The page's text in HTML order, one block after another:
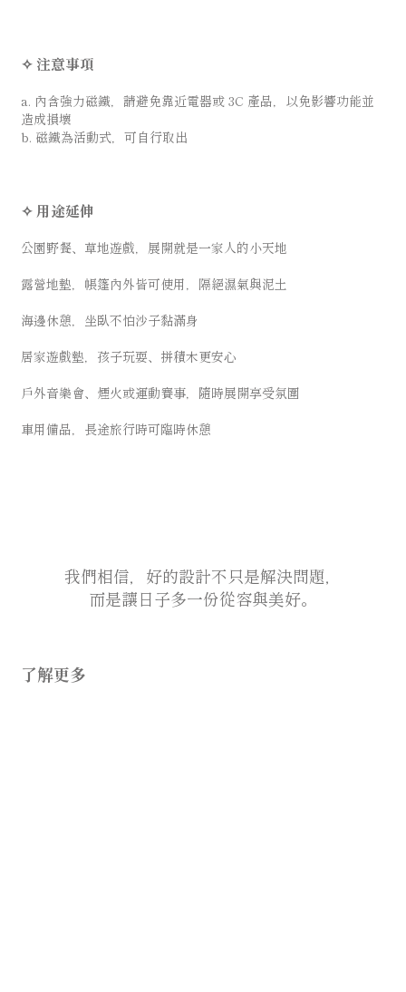
✧ 注意事項
a. 內含強力磁鐵，請避免靠近電器或 3C 產品，以免影響功能並
造成損壞
b. 磁鐵為活動式，可自行取出
✧ 用途延伸
公園野餐、草地遊戲，展開就是一家人的小天地
露營地墊，帳篷內外皆可使用，隔絕濕氣與泥土
海邊休憩，坐臥不怕沙子黏滿身
居家遊戲墊，孩子玩耍、拼積木更安心
戶外音樂會、煙火或運動賽事，隨時展開享受氛圍
車用備品，長途旅行時可臨時休憩
我們相信，好的設計不只是解決問題，
而是讓日子多一份從容與美好。
了解更多